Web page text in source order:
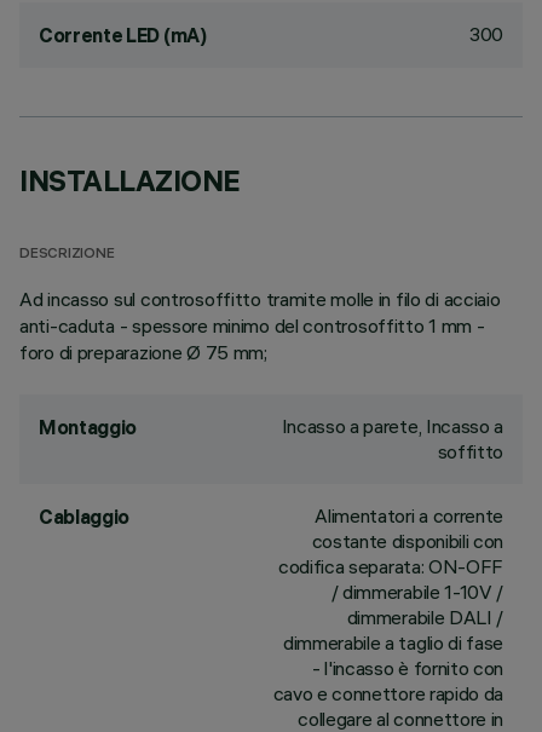
Corrente LED (mA) 300
INSTALLAZIONE
DESCRIZIONE
Ad incasso sul controsoffitto tramite molle in filo di acciaio
anti-caduta - spessore minimo del controsoffitto 1 mm -
foro di preparazione Ø 75 mm;
Montaggio
Incasso a parete, Incasso a
soffitto
Cablaggio
Alimentatori a corrente
costante disponibili con
codifica separata: ON-OFF
/ dimmerabile 1-10V /
dimmerabile DALI /
dimmerabile a taglio di fase
- l'incasso è fornito con
cavo e connettore rapido da
collegare al connettore in